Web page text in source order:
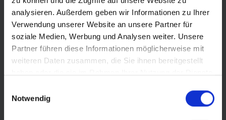
analysieren. Außerdem geben wir Informationen zu Ihrer
Verwendung unserer Website an unsere Partner für
soziale Medien, Werbung und Analysen weiter. Unsere
Partner führen diese Informationen möglicherweise mit
weiteren Daten zusammen, die Sie ihnen bereitgestellt
Notwendig
mind. 32 m²
Zimmerkategorie: Classic
Zimmertyp: Familienzimmer
Anzahl der Räume: Schlafraum 2x, Badezimmer 2x
Anzahl der Betten: Doppelbett 2x, Zustellbett 2x, Gitterbett
Badezimmer: Badewanne / Dusche, WC, Haarfön